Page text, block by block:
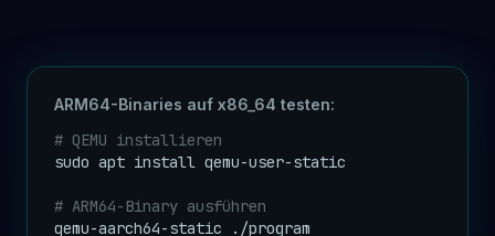
ARM64-Binaries auf x86_64 testen:
# QEMU installieren
sudo apt install qemu-user-static
# ARM64-Binary ausführen
qemu-aarch64-static ./program